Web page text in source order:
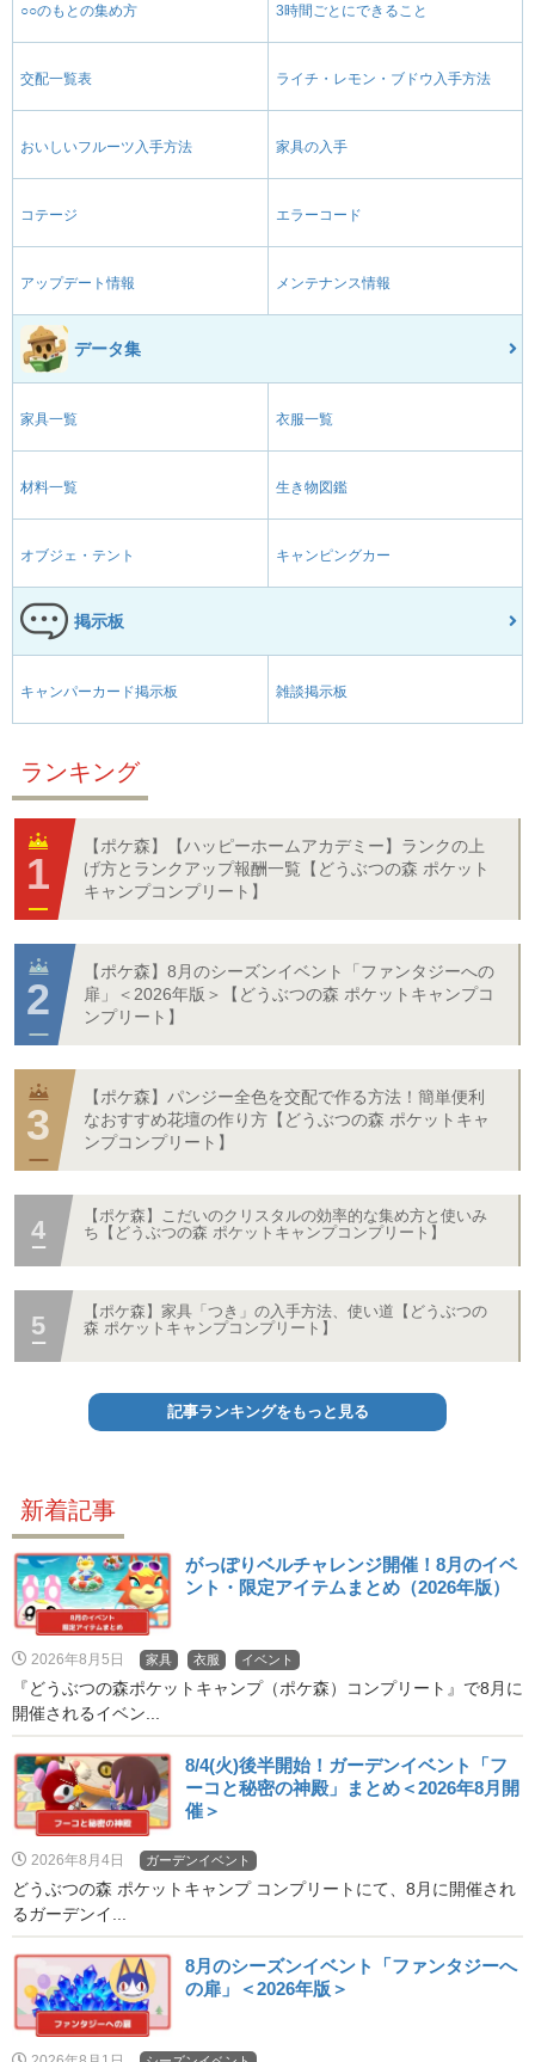
○○のもとの集め方 3時間ごとにできること
交配一覧表 ライチ・レモン・ブドウ入手方法
おいしいフルーツ入手方法 家具の入手
コテージ エラーコード
アップデート情報 メンテナンス情報
データ集
家具一覧 衣服一覧
材料一覧 生き物図鑑
オブジェ・テント キャンピングカー
掲示板
キャンパーカード掲示板 雑談掲示板
ランキング
【ポケ森】【ハッピーホームアカデミー】ランクの上
げ方とランクアップ報酬一覧【どうぶつの森 ポケット
キャンプコンプリート】
【ポケ森】8月のシーズンイベント「ファンタジーへの
扉」＜2026年版＞【どうぶつの森 ポケットキャンプコ
ンプリート】
【ポケ森】パンジー全色を交配で作る方法！簡単便利
なおすすめ花壇の作り方【どうぶつの森 ポケットキャ
ンプコンプリート】
【ポケ森】こだいのクリスタルの効率的な集め方と使いみ
ち【どうぶつの森 ポケットキャンプコンプリート】
【ポケ森】家具「つき」の入手方法、使い道【どうぶつの
森 ポケットキャンプコンプリート】
記事ランキングをもっと見る
新着記事
がっぽりベルチャレンジ開催！8月のイベ
ント・限定アイテムまとめ（2026年版）
2026年8月5日 家具 衣服 イベント
『どうぶつの森ポケットキャンプ（ポケ森）コンプリート』で8月に
開催されるイベン...
8/4(火)後半開始！ガーデンイベント「フ
ーコと秘密の神殿」まとめ＜2026年8月開
催＞
2026年8月4日 ガーデンイベント
どうぶつの森 ポケットキャンプ コンプリートにて、8月に開催され
るガーデンイ...
8月のシーズンイベント「ファンタジーへ
の扉」＜2026年版＞